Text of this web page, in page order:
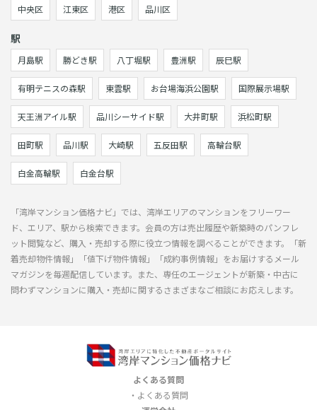
中央区 江東区 港区 品川区
駅
月島駅 勝どき駅 八丁堀駅 豊洲駅 辰巳駅
有明テニスの森駅 東雲駅 お台場海浜公園駅 国際展示場駅
天王洲アイル駅 品川シーサイド駅 大井町駅 浜松町駅
田町駅 品川駅 大崎駅 五反田駅 高輪台駅
白金高輪駅 白金台駅
「湾岸マンション価格ナビ」では、湾岸エリアのマンションをフリーワー
ド、エリア、駅から検索できます。会員の方は売出履歴や新築時のパンフレ
ット閲覧など、購入・売却する際に役立つ情報を調べることができます。「新
着売却物件情報」「値下げ物件情報」「成約事例情報」をお届けするメール
マガジンを毎週配信しています。また、専任のエージェントが新築・中古に
問わずマンションに購入・売却に関するさまざまなご相談にお応えします。
よくある質問
よくある質問